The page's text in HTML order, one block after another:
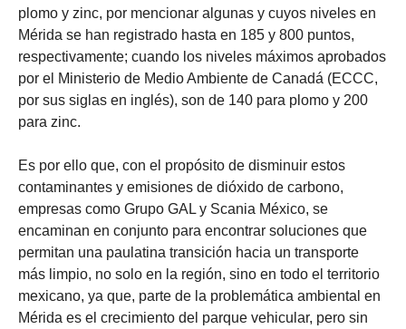
plomo y zinc, por mencionar algunas y cuyos niveles en
Mérida se han registrado hasta en 185 y 800 puntos,
respectivamente; cuando los niveles máximos aprobados
por el Ministerio de Medio Ambiente de Canadá (ECCC,
por sus siglas en inglés), son de 140 para plomo y 200
para zinc.
Es por ello que, con el propósito de disminuir estos
contaminantes y emisiones de dióxido de carbono,
empresas como Grupo GAL y Scania México, se
encaminan en conjunto para encontrar soluciones que
permitan una paulatina transición hacia un transporte
más limpio, no solo en la región, sino en todo el territorio
mexicano, ya que, parte de la problemática ambiental en
Mérida es el crecimiento del parque vehicular, pero sin